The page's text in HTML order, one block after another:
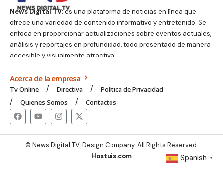
News Digital TV:es una plataforma de noticias en línea que
ofrece una variedad de contenido informativo y entretenido. Se
enfoca en proporcionar actualizaciones sobre eventos actuales,
análisis y reportajes en profundidad, todo presentado de manera
accesible y visualmente atractiva.
Acerca de la empresa
Tv Online Directiva
Política de Privacidad
Quienes Somos
Contactos
© News Digital TV. Design Company. All Rights Reserved.
Hostuis.com
Spanish ▼